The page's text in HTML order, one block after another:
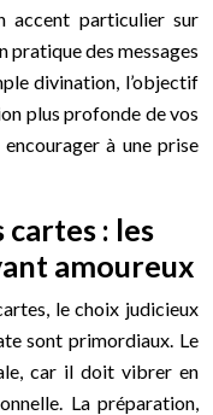
accent particulier sur
pratique des messages
divination, l’objectif
plus profonde de vos
à une prise
: les
amoureux
le choix judicieux
sont primordiaux. Le
car il doit vibrer en
La préparation,